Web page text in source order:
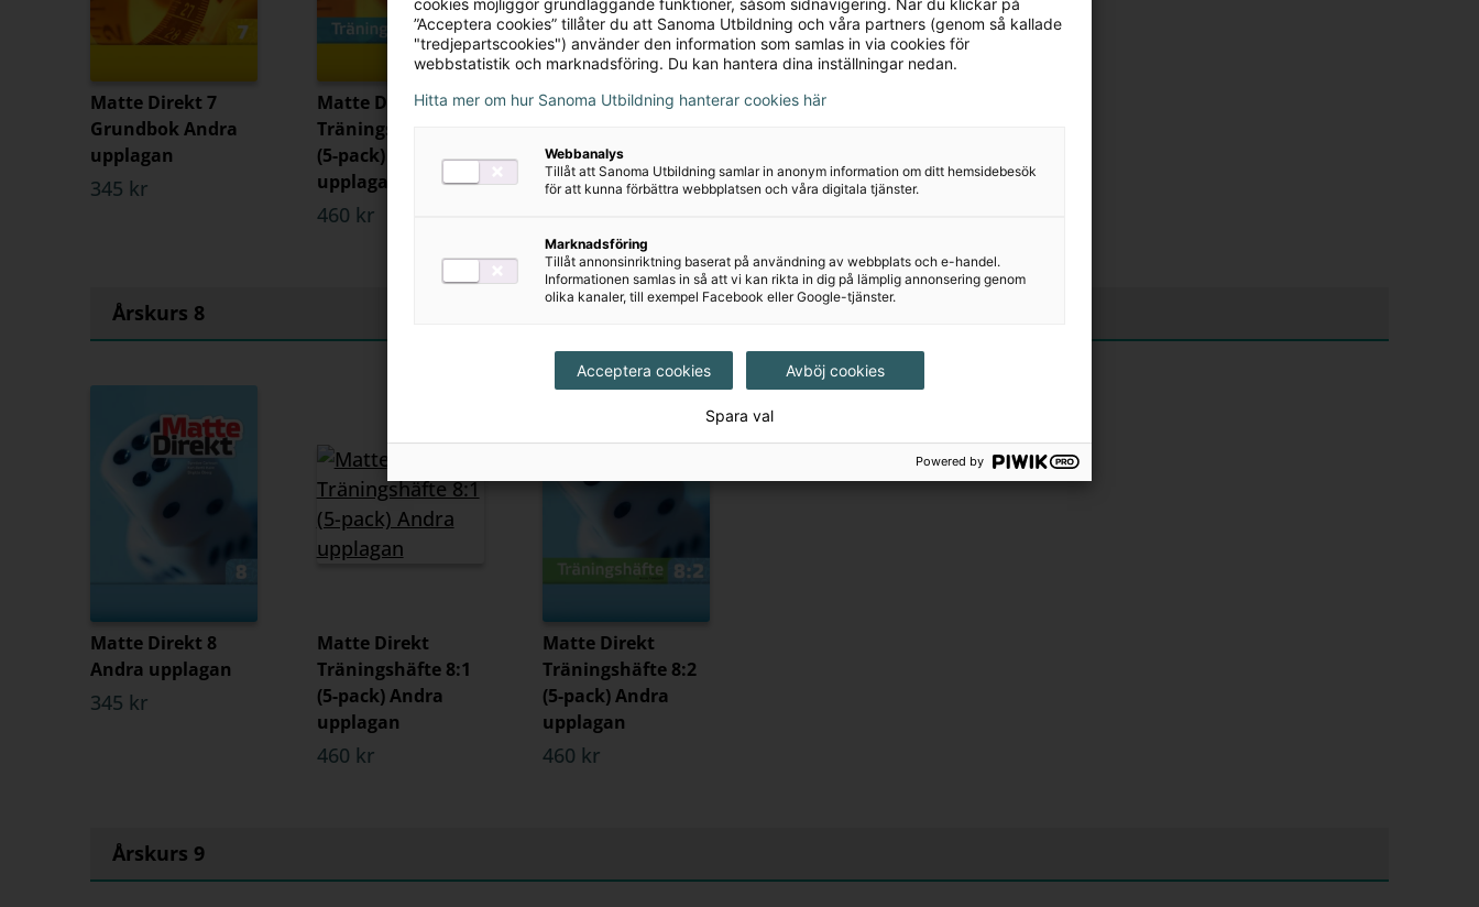
Matte Direkt 7
Grundbok Andra
upplagan
345 kr
Matte Direkt
Träningshäfte 7:1
(5-pack) Andra
upplagan
460 kr
Matte Direkt
(5-pack) Andra
upplagan
Årskurs 8
Matte Direkt 8
Andra upplagan
345 kr
Matte Direkt
Träningshäfte 8:1
(5-pack) Andra
upplagan
460 kr
Matte Direkt
Träningshäfte 8:2
(5-pack) Andra
upplagan
460 kr
Årskurs 9
cookies möjliggör grundläggande funktioner, såsom sidnavigering. När du klickar på
”Acceptera cookies” tillåter du att Sanoma Utbildning och våra partners (genom så kallade
"tredjepartscookies") använder den information som samlas in via cookies för
webbstatistik och marknadsföring. Du kan hantera dina inställningar nedan.
Hitta mer om hur Sanoma Utbildning hanterar cookies här
Webbanalys
Tillåt att Sanoma Utbildning samlar in anonym information om ditt hemsidebesök
för att kunna förbättra webbplatsen och våra digitala tjänster.
Marknadsföring
Tillåt annonsinriktning baserat på användning av webbplats och e-handel.
Informationen samlas in så att vi kan rikta in dig på lämplig annonsering genom
olika kanaler, till exempel Facebook eller Google-tjänster.
Acceptera cookies Avböj cookies
Spara val
Powered by